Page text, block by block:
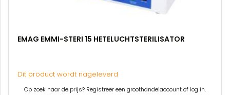
EMAG EMMI-STERI 15 HETELUCHTSTERILISATOR
Dit product wordt nageleverd
Op zoek naar de prijs? Registreer een groothandelaccount of log in.